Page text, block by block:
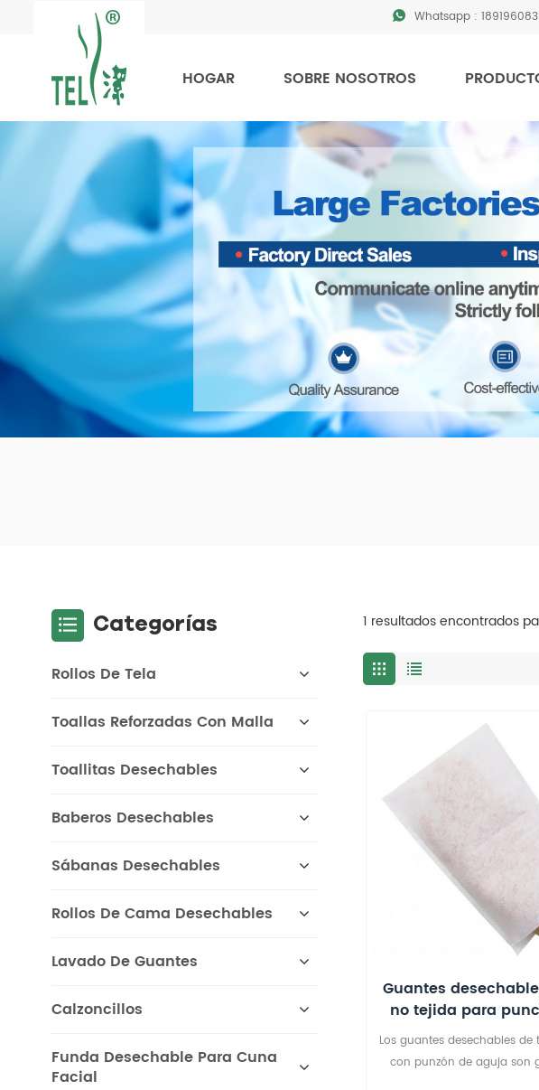
Whatsapp :
HOGAR SOBRE NOSOTROS
1 resultados encontrados
Guantes
no tejida para
aguja para el
paciente
Los guantes desechables de
con punzón de aguja son
Categorías
Rollos De Tela
Toallas Reforzadas Con Malla
Toallitas Desechables
Baberos Desechables
Sábanas Desechables
Rollos De Cama Desechables
Lavado De Guantes
Calzoncillos
Funda Desechable Para Cuna
Facial